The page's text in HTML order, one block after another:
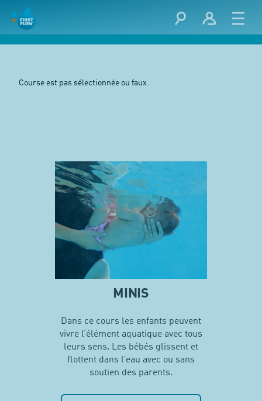
Course est pas sélectionnée ou faux.
MINIS
Dans ce cours les enfants peuvent
vivre l’élément aquatique avec tous
leurs sens. Les bébés glissent et
flottent dans l’eau avec ou sans
soutien des parents.